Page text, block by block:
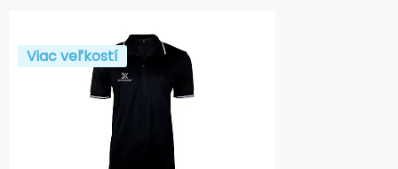
Viac veľkostí